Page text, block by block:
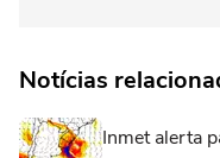
Notícias
Inmet alerta